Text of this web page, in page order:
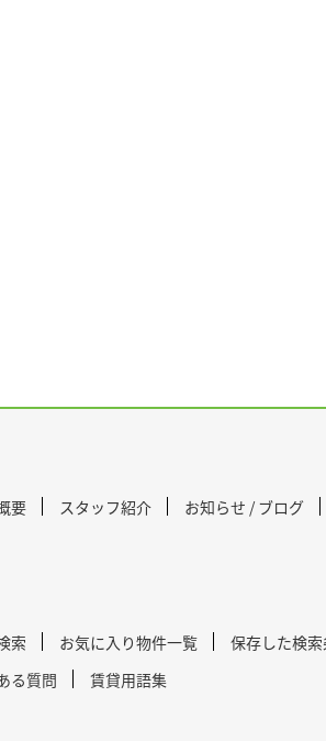
要 スタッフ紹介 お知らせ / ブログ
索 お気に入り物件一覧 保存した検
る質問 賃貸用語集